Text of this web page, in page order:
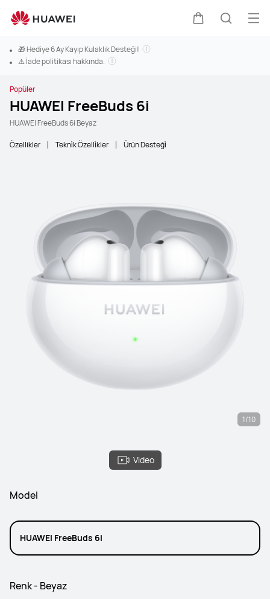
🎁 Hediye 6 Ay Kayıp Kulaklık Desteği!
⚠️ İade politikası hakkında.
Popüler
HUAWEI FreeBuds 6i
HUAWEI FreeBuds 6i Beyaz
Özellikler Tekni̇k Özelli̇kler Ürün Desteği̇
Video
1/10
Model
HUAWEI FreeBuds 6i
Renk - Beyaz